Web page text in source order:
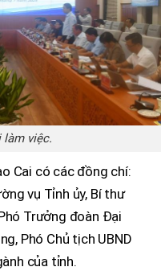
làm việc.
Cai có các đồng chí:
vụ Tỉnh ủy, Bí thư
Trưởng đoàn Đại
Phó Chủ tịch UBND
của tỉnh.